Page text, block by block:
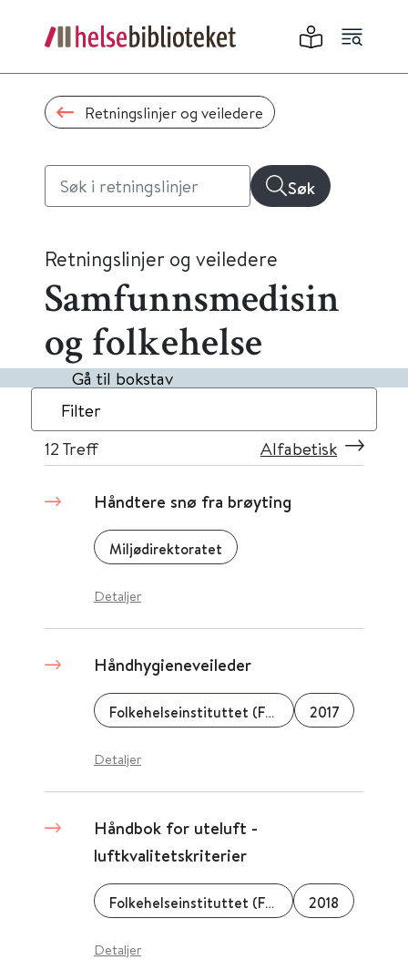
Retningslinjer og veiledere
Søk
Retningslinjer og veiledere
Samfunnsmedisin
og folkehelse
Gå til bokstav
Filter
12 Treff Alfabetisk
Håndtere snø fra brøyting
Miljødirektoratet
Detaljer
Håndhygieneveileder
Folkehelseinstituttet (FHI) 2017
Detaljer
Håndbok for uteluft -
luftkvalitetskriterier
Folkehelseinstituttet (FHI) 2018
Detaljer